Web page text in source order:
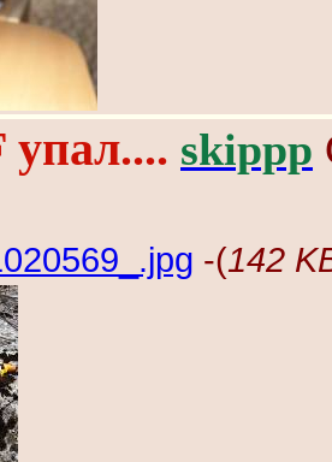
упал.... skippp
-(142